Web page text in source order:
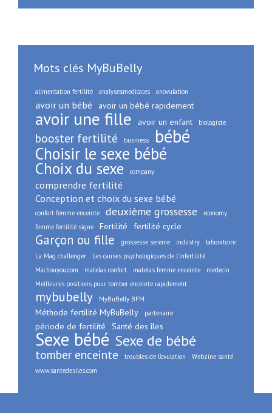
Mots clés MyBuBelly
alimentation fertilité analysesmedicales anovulation
avoir un bébé avoir un bébé rapidement
avoir une fille avoir un enfant biologiste
booster fertilité business bébé
Choisir le sexe bébé
Choix du sexe company
comprendre fertilité
Conception et choix du sexe bébé
confort femme enceinte deuxième grossesse
economy
femme fertilité signe
Fertilité fertilité cycle
Garçon ou fille grossesse sereine industry
laboratoire
La Mag challenger
Les causes psychologiques de l’infertilité
Machouyou.com
matelas confort matelas femme enceinte
medecin
Meilleures positions pour tomber enceinte rapidement
mybubelly MyBuBelly BFM
Méthode fertilité MyBuBelly partenaire
période de fertilité Santé des îles
Sexe bébé Sexe de bébé
tomber enceinte troubles de l’ovulation
Webzine santé
www.santedesiles.com